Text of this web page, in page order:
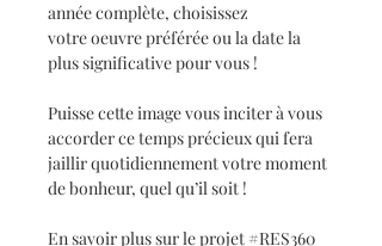
année complète, choisissez
votre oeuvre préférée ou la date la
plus significative pour vous !
Puisse cette image vous inciter à vous
accorder ce temps précieux qui fera
jaillir quotidiennement votre moment
de bonheur, quel qu’il soit !
En savoir plus sur le projet #RES360